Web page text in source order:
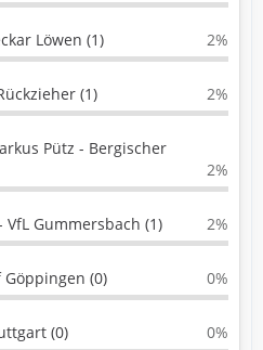
Löwen (1) 2%
(1) 2%
Pütz - Bergischer
2%
Gummersbach (1) 2%
(0) 0%
(0) 0%